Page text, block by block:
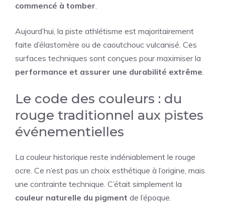
commencé à tomber.
Aujourd’hui, la piste athlétisme est majoritairement
faite d’élastomère ou de caoutchouc vulcanisé. Ces
surfaces techniques sont conçues pour maximiser la
performance et assurer une durabilité extrême.
Le code des couleurs : du
rouge traditionnel aux pistes
événementielles
La couleur historique reste indéniablement le rouge
ocre. Ce n’est pas un choix esthétique à l’origine, mais
une contrainte technique. C’était simplement la
couleur naturelle du pigment de l’époque.